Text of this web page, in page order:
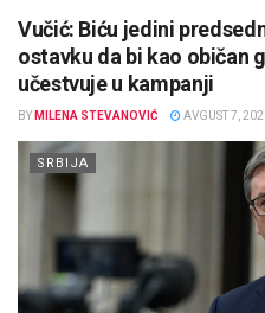
Vučić: Biću jedini
ostavku da bi kao običan
učestvuje u kampanji
BY MILENA STEVANOVIĆ AVGUST 7,
SRBIJA